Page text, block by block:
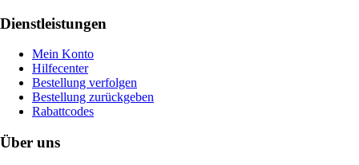
Dienstleistungen
Mein Konto
Hilfecenter
Bestellung verfolgen
Bestellung zurückgeben
Rabattcodes
Über uns